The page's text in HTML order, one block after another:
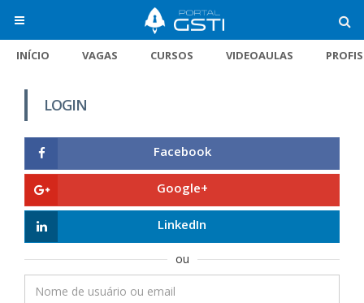
INÍCIO VAGAS CURSOS VIDEOAULAS
LOGIN
Facebook
Google+
LinkedIn
ou